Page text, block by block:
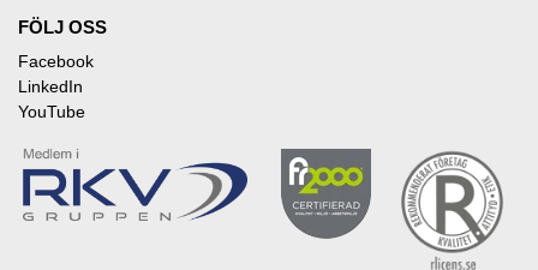
FÖLJ OSS
Facebook
LinkedIn
YouTube